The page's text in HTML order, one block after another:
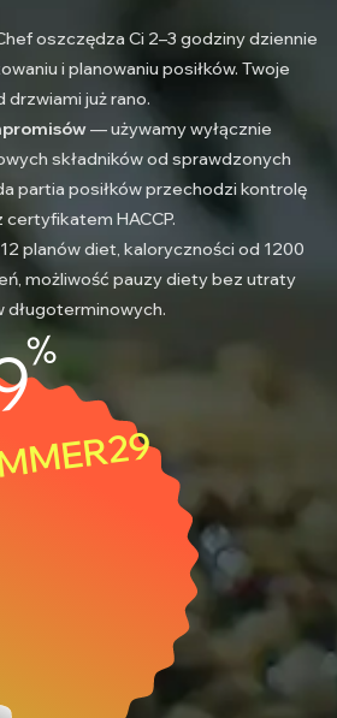
oszczędza Ci 2–3 godziny dziennie
i planowaniu posiłków. Twoje
już rano.
— używamy wyłącznie
składników od sprawdzonych
partia posiłków przechodzi kontrolę
certyfikatem HACCP.
planów diet, kaloryczności od 1200
możliwość pauzy diety bez utraty
długoterminowych.
%